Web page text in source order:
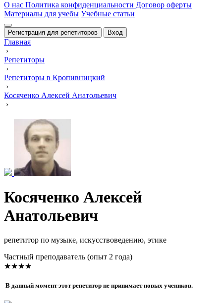
О нас Политика конфиденциальности Договор оферты
Материалы для учебы Учебные статьи
Регистрация для репетиторов Вход
Главная
›
Репетиторы
›
Репетиторы в Кропивницкий
›
Косяченко Алексей Анатольевич
›
Косяченко Алексей
Анатольевич
репетитор по музыке, искусствоведению, этике
Частный преподаватель (опыт 2 года)
★★★★
В данный момент этот репетитор не принимает новых учеников.